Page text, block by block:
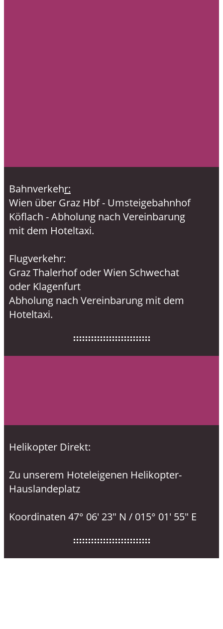
Bahnverkehr:
Wien über Graz Hbf - Umsteigebahnhof
Köflach - Abholung nach Vereinbarung
mit dem Hoteltaxi.
Flugverkehr:
Graz Thalerhof oder Wien Schwechat
oder Klagenfurt
Abholung nach Vereinbarung mit dem
Hoteltaxi.
Helikopter Direkt:
Zu unserem Hoteleigenen Helikopter-
Hauslandeplatz
Koordinaten 47° 06' 23" N / 015° 01' 55" E